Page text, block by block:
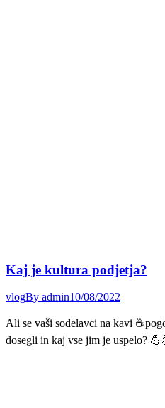
Kaj je kultura podjetja?
vlogBy admin10/08/2022
Ali se vaši sodelavci na kavi
dosegli in kaj vse jim je uspelo?